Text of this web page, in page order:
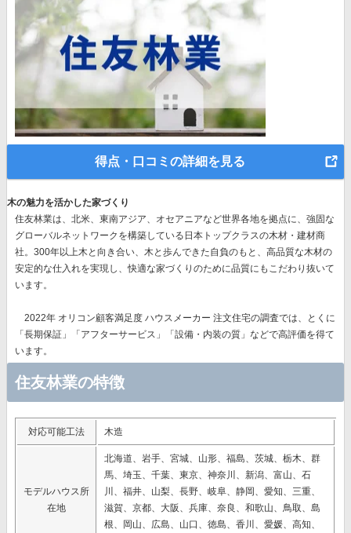
得点・口コミの詳細を見る
木の魅力を活かした家づくり
住友林業は、北米、東南アジア、オセアニアなど世界各地を拠点に、強固な
グローバルネットワークを構築している日本トップクラスの木材・建材商
社。300年以上木と向き合い、木と歩んできた自負のもと、高品質な木材の
安定的な仕入れを実現し、快適な家づくりのために品質にもこだわり抜いて
います。
2022年 オリコン顧客満足度 ハウスメーカー 注文住宅の調査では、とくに
「長期保証」「アフターサービス」「設備・内装の質」 などで高評価を得て
います。
住友林業の特徴
対応可能工法 木造
モデルハウス所
在地
北海道、岩手、宮城、山形、福島、茨城、栃木、群
馬、埼玉、千葉、東京、神奈川、新潟、富山、石
川、福井、山梨、長野、岐阜、静岡、愛知、三重、
滋賀、京都、大阪、兵庫、奈良、和歌山、鳥取、島
根、岡山、広島、山口、徳島、香川、愛媛、高知、